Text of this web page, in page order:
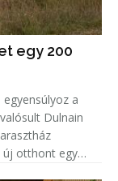
egy 200
a
Dulnain
új otthont egy